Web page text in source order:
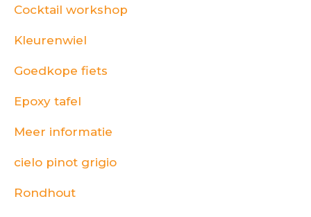
Cocktail workshop
Kleurenwiel
Goedkope fiets
Epoxy tafel
Meer informatie
cielo pinot grigio
Rondhout